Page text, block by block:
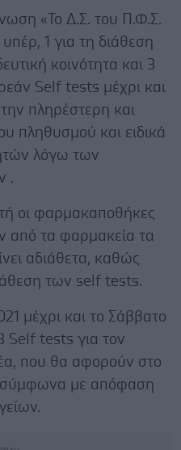
«To Δ.Σ. του Π.Φ.Σ.
1 για τη διάθεση
κοινότητα και 3
Self tests μέχρι και
πληρέστερη και
πληθυσμού και ειδικά
λόγω των
.
οι φαρμακαποθήκες
από τα φαρμακεία τα
αδιάθετα, καθώς
των self tests.
μέχρι και το Σάββατο
Self tests για τον
που θα αφορούν στο
σύμφωνα με απόφαση